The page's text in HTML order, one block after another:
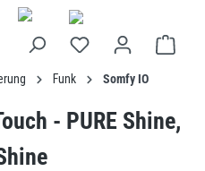
Funk Somfy IO
- PURE Shine,